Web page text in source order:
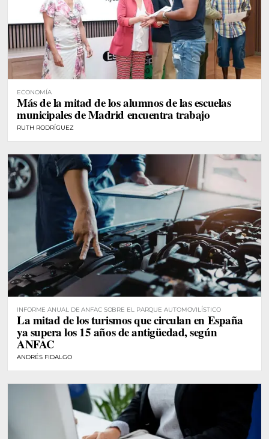
ECONOMÍA
Más de la mitad de los alumnos de las escuelas
municipales de Madrid encuentra trabajo
RUTH RODRÍGUEZ
INFORME ANUAL DE ANFAC SOBRE EL PARQUE AUTOMOVILÍSTICO
La mitad de los turismos que circulan en España
ya supera los 15 años de antigüedad, según
ANFAC
ANDRÉS FIDALGO